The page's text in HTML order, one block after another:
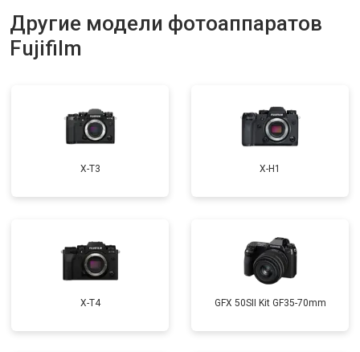
Другие модели фотоаппаратов
Fujifilm
X-T3 X-H1
X-T4 GFX 50SII Kit GF35-70mm